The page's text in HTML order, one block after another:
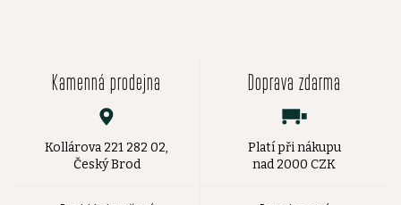
Kamenná prodejna
Kollárova 221 282 02,
Český Brod
Doprava zdarma
Platí při nákupu
nad 2000 CZK